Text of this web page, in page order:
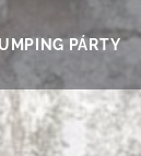
PÁRTY